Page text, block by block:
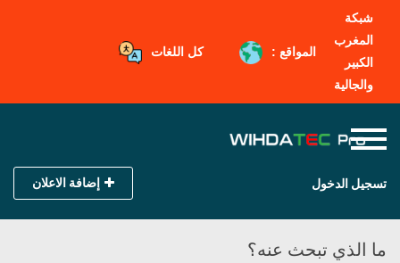
شبكة
المغرب
الكبير
والجالية
المواقع : كل اللغات
تسجيل الدخول إضافة الاعلان
ما الذي تبحث عنه؟